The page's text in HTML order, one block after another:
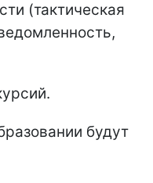
(тактическая
будут